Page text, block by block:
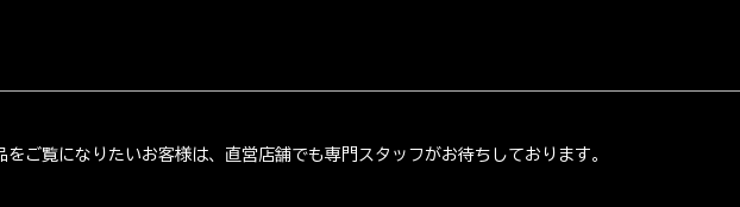
をご覧になりたいお客様は、直営店舗でも専門スタッフがお待ちしております。